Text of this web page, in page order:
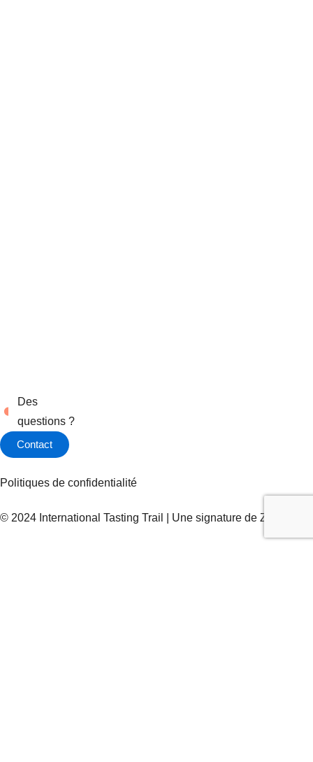
Des
questions ?
Contact
Politiques de confidentialité
© 2024 International Tasting Trail | Une signature de Zel